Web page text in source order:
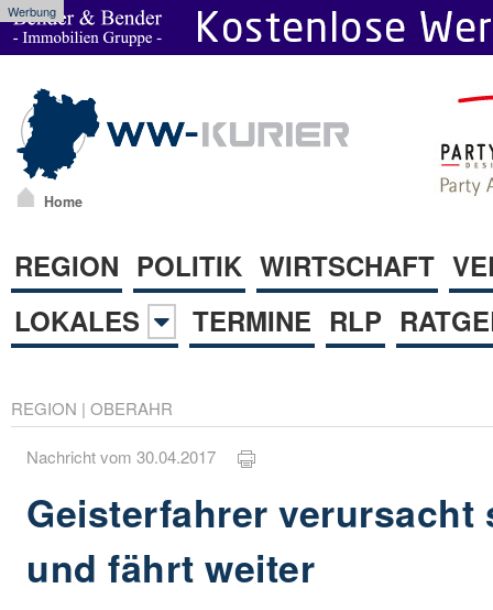
Werbung
Home
REGION POLITIK WIRTSCHAFT
LOKALES
TERMINE RLP
REGION | OBERAHR
Nachricht vom 30.04.2017
Geisterfahrer verursacht
und fährt weiter